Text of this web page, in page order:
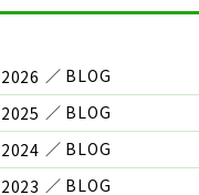
2026
2025
2024
2023